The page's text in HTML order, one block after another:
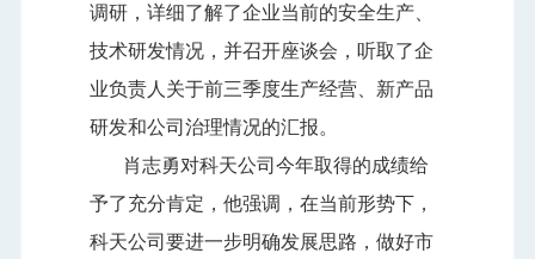
调研，详细了解了企业当前的安全生产、
技术研发情况，并召开座谈会，听取了企
业负责人关于前三季度生产经营、新产品
研发和公司治理情况的汇报。
肖志勇对科天公司今年取得的成绩给
予了充分肯定，他强调，在当前形势下，
科天公司要进一步明确发展思路，做好市